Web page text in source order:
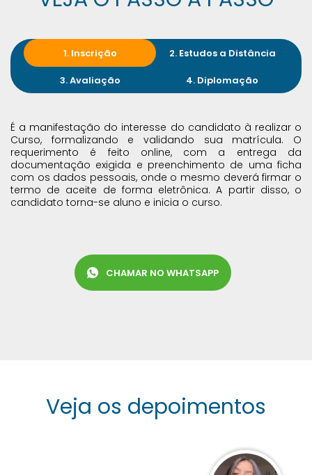
1. Inscrição 2. Estudos a Distância
3. Avaliação 4. Diplomação
É a manifestação do interesse do candidato à realizar o
Curso, formalizando e validando sua matrícula. O
requerimento é feito online, com a entrega da
documentação exigida e preenchimento de uma ficha
com os dados pessoais, onde o mesmo deverá firmar o
termo de aceite de forma eletrônica. A partir disso, o
candidato torna-se aluno e inicia o curso.
CHAMAR NO WHATSAPP
Whatsapp ícone
Veja os depoimentos